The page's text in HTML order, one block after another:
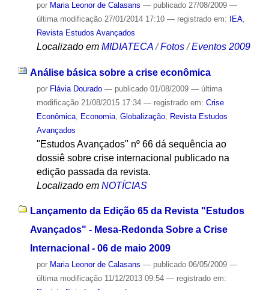
por Maria Leonor de Calasans — publicado27/08/2009 —
última modificação27/01/2014 17:10 — registrado em: IEA,
Revista Estudos Avançados
Localizado em MIDIATECA /Fotos /Eventos 2009
Análise básica sobre a crise econômica
por Flávia Dourado — publicado01/08/2009 — última
modificação21/08/2015 17:34 — registrado em: Crise
Econômica, Economia, Globalização, Revista Estudos
Avançados
"Estudos Avançados" nº 66 dá sequência ao
dossiê sobre crise internacional publicado na
edição passada da revista.
Localizado em NOTÍCIAS
Lançamento da Edição 65 da Revista "Estudos
Avançados" - Mesa-Redonda Sobre a Crise
Internacional - 06 de maio 2009
por Maria Leonor de Calasans — publicado06/05/2009 —
última modificação11/12/2013 09:54 — registrado em: